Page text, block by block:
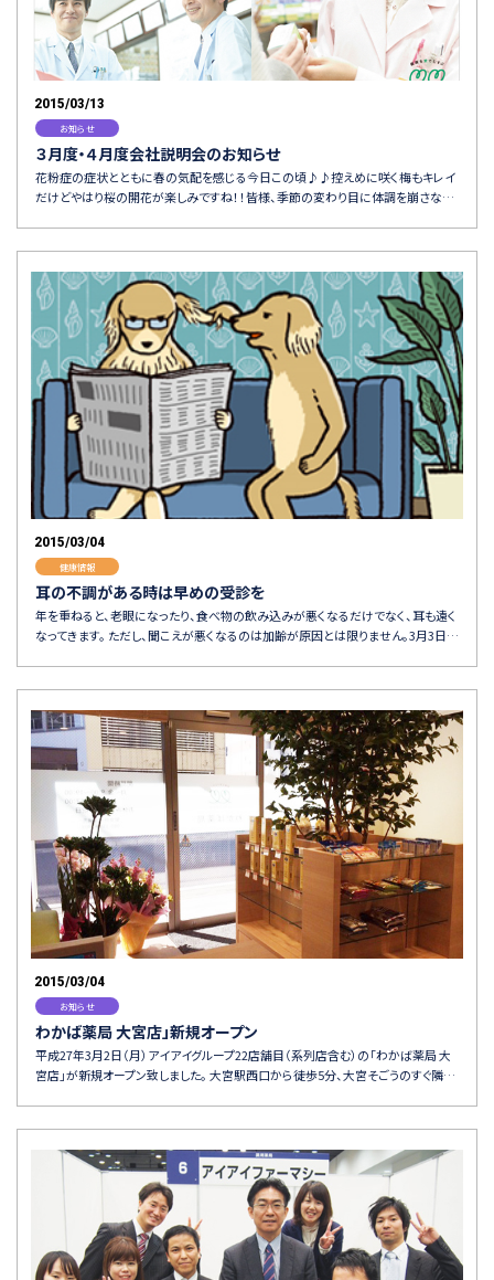
2015/03/13
お知らせ
３月度・４月度会社説明会のお知らせ
花粉症の症状とともに春の気配を感じる今日この頃♪♪控えめに咲く梅もキレイ
だけどやはり桜の開花が楽しみですね！！皆様、季節の変わり目に体調を崩さな…
2015/03/04
健康情報
耳の不調がある時は早めの受診を
年を重ねると、老眼になったり、食べ物の飲み込みが悪くなるだけでなく、耳も遠く
なってきます。 ただし、聞こえが悪くなるのは加齢が原因とは限りません。3月3日…
2015/03/04
お知らせ
わかば薬局 大宮店」新規オープン
平成27年3月2日（月）アイアイグループ22店舗目（系列店含む）の「わかば薬局 大
宮店」が新規オープン致しました。 大宮駅西口から徒歩5分、大宮そごうのすぐ隣…